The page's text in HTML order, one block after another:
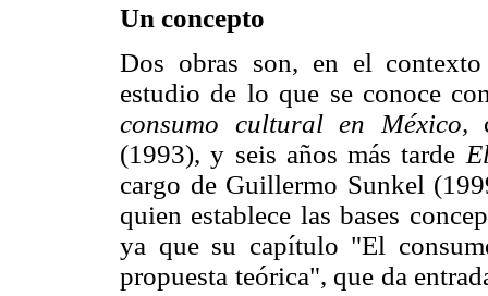
Un concepto
Dos obras son, en el contexto
estudio de lo que se conoce
consumo cultural en México,
(1993), y seis años más tarde
cargo de Guillermo Sunkel
quien establece las bases
ya que su capítulo "El
propuesta teórica", que da